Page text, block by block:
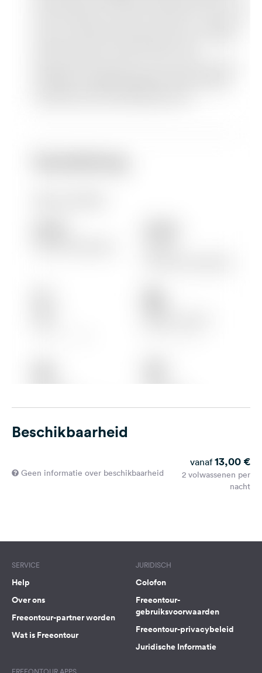
Beschikbaarheid
Geen informatie over beschikbaarheid
vanaf 13,00 €
2 volwassenen per
nacht
SERVICE
Help
Over ons
Freeontour-partner worden
Wat is Freeontour
JURIDISCH
Colofon
Freeontour-
gebruiksvoorwaarden
Freeontour-privacybeleid
Juridische Informatie